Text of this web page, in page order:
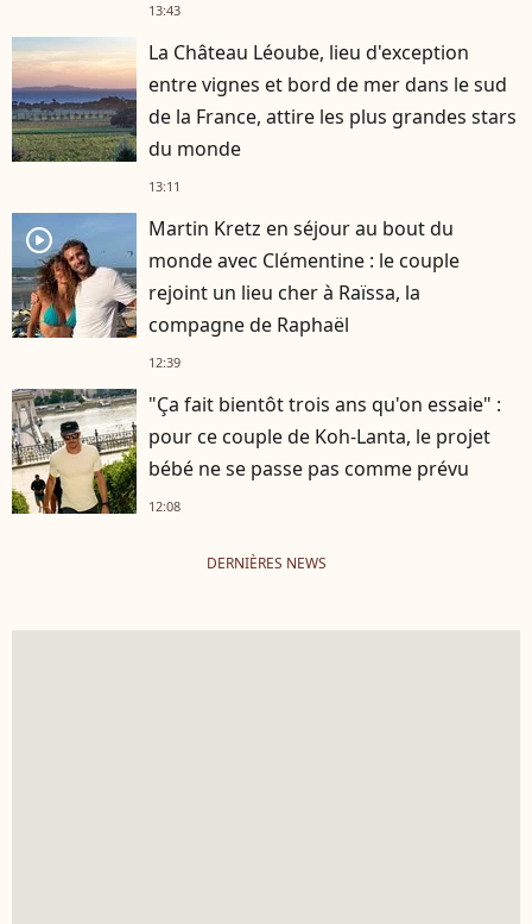
13:43
La Château Léoube, lieu d'exception
entre vignes et bord de mer dans le sud
de la France, attire les plus grandes stars
du monde
13:11
player2
Martin Kretz en séjour au bout du
monde avec Clémentine : le couple
rejoint un lieu cher à Raïssa, la
compagne de Raphaël
12:39
"Ça fait bientôt trois ans qu'on essaie" :
pour ce couple de Koh-Lanta, le projet
bébé ne se passe pas comme prévu
12:08
DERNIÈRES NEWS